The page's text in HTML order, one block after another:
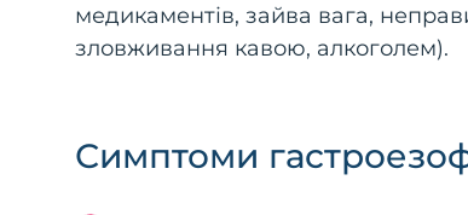
медикаментів, зайва вага,
зловживання кавою, алкоголем).
Симптоми